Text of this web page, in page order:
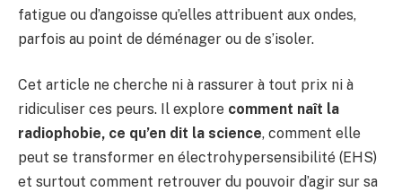
fatigue ou d’angoisse qu’elles attribuent aux ondes,
parfois au point de déménager ou de s’isoler.
Cet article ne cherche ni à rassurer à tout prix ni à
ridiculiser ces peurs. Il explore comment naît la
radiophobie, ce qu’en dit la science, comment elle
peut se transformer en électrohypersensibilité (EHS)
et surtout comment retrouver du pouvoir d’agir sur sa